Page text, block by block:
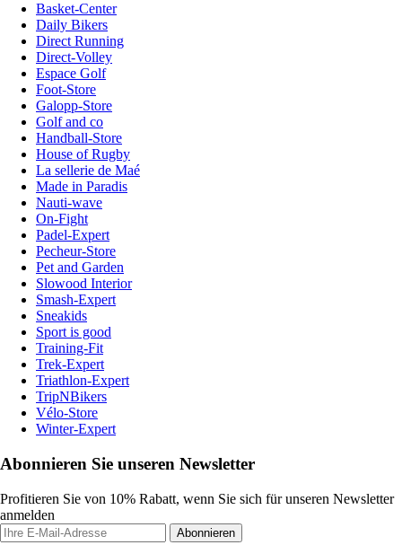
Basket-Center
Daily Bikers
Direct Running
Direct-Volley
Espace Golf
Foot-Store
Galopp-Store
Golf and co
Handball-Store
House of Rugby
La sellerie de Maé
Made in Paradis
Nauti-wave
On-Fight
Padel-Expert
Pecheur-Store
Pet and Garden
Slowood Interior
Smash-Expert
Sneakids
Sport is good
Training-Fit
Trek-Expert
Triathlon-Expert
TripNBikers
Vélo-Store
Winter-Expert
Abonnieren Sie unseren Newsletter
Profitieren Sie von 10% Rabatt, wenn Sie sich für unseren Newsletter
anmelden
Abonnieren